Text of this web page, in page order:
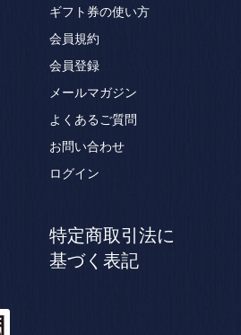
ギフト券の使い方
会員規約
会員登録
メールマガジン
よくあるご質問
お問い合わせ
ログイン
特定商取引法に
基づく表記